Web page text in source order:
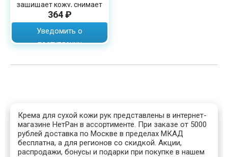
защищает кожу, снимает
раздражение, объем 75мл
364 ₽
Уведомить о
поступлении
Крема для сухой кожи рук представлены в интернет-
магазине НетРан в ассортименте. При заказе от 5000
рублей доставка по Москве в пределах МКАД
бесплатна, а для регионов со скидкой. Акции,
распродажи, бонусы и подарки при покупке в нашем